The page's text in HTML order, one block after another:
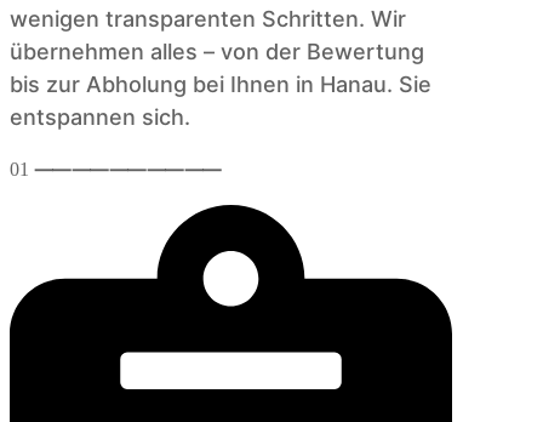
wenigen transparenten Schritten. Wir
übernehmen alles – von der Bewertung
bis zur Abholung bei Ihnen in Hanau. Sie
entspannen sich.
01 ⸺⸺⸺⸺⸺